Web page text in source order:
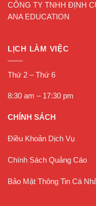
CÔNG TY TNHH ĐỊNH
ANA EDUCATION
LỊCH LÀM VIỆC
Thứ 2 – Thứ 6
8:30 am – 17:30 pm
CHÍNH SÁCH
Điều Khoản Dịch Vụ
Chính Sách Quảng Cáo
Bảo Mật Thông Tin Cá